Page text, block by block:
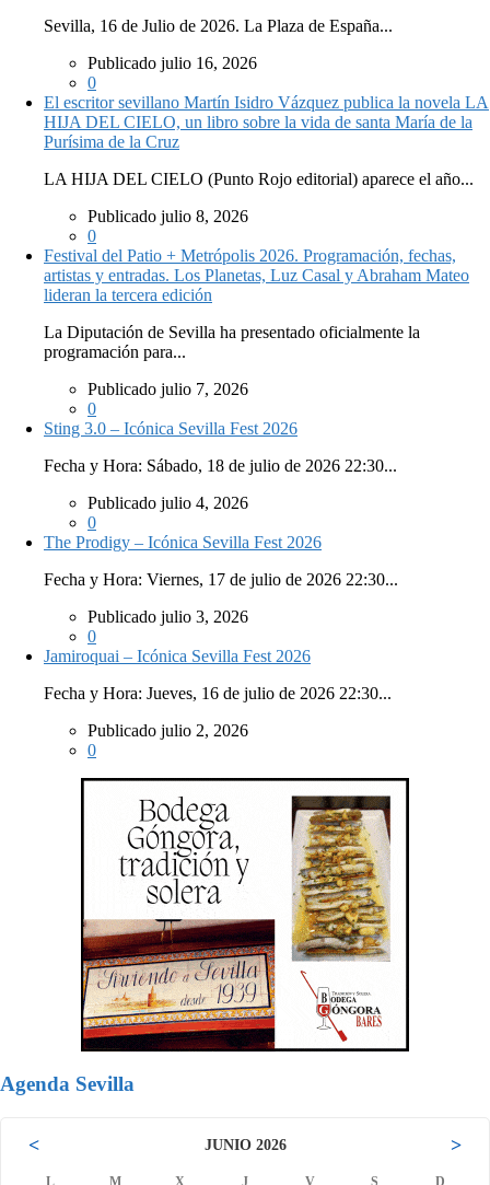
Sevilla, 16 de Julio de 2026. La Plaza de España...
Publicado julio 16, 2026
0
El escritor sevillano Martín Isidro Vázquez publica la novela LA
HIJA DEL CIELO, un libro sobre la vida de santa María de la
Purísima de la Cruz
LA HIJA DEL CIELO (Punto Rojo editorial) aparece el año...
Publicado julio 8, 2026
0
Festival del Patio + Metrópolis 2026. Programación, fechas,
artistas y entradas. Los Planetas, Luz Casal y Abraham Mateo
lideran la tercera edición
La Diputación de Sevilla ha presentado oficialmente la
programación para...
Publicado julio 7, 2026
0
Sting 3.0 – Icónica Sevilla Fest 2026
Fecha y Hora: Sábado, 18 de julio de 2026 22:30...
Publicado julio 4, 2026
0
The Prodigy – Icónica Sevilla Fest 2026
Fecha y Hora: Viernes, 17 de julio de 2026 22:30...
Publicado julio 3, 2026
0
Jamiroquai – Icónica Sevilla Fest 2026
Fecha y Hora: Jueves, 16 de julio de 2026 22:30...
Publicado julio 2, 2026
0
Agenda Sevilla
< JUNIO 2026 >
L M X J V S D